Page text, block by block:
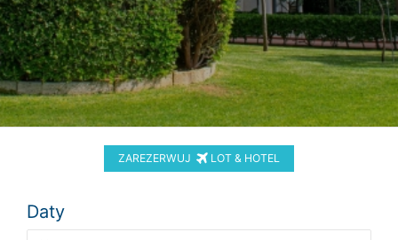
ZAREZERWUJ LOT & HOTEL
Daty